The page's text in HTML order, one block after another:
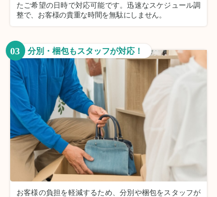
たご希望の日時で対応可能です。迅速なスケジュール調
整で、お客様の貴重な時間を無駄にしません。
03 分別・梱包もスタッフが対応！
お客様の負担を軽減するため、分別や梱包をスタッフが